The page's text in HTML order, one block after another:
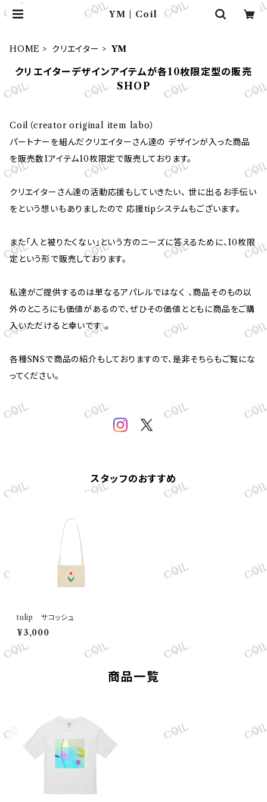
YM | Coil
HOME クリエイター YM
クリエイターデザインアイテムが各10枚限定型の販売
SHOP
Coil（creator original item labo）
パートナーを組んだクリエイターさん達の デザインが入った商品
を販売数1アイテム10枚限定で販売しております。
クリエイターさん達の活動応援もしていきたい、 世に出るお手伝い
をという想いもありましたので 応援tipシステムもございます。
また「人と被りたくない」という方のニーズに答えるために、10枚限
定という形で販売しております。
私達がご提供するのは単なるアパレルではなく 、商品そのもの以
外のところにも価値があるので、ぜひその価値とともに商品をご購
入いただけると幸いです 。
各種SNSで商品の紹介もしておりますので、是非そちらもご覧にな
ってください。
スタッフのおすすめ
tulip サコッシュ
¥3,000
商品一覧